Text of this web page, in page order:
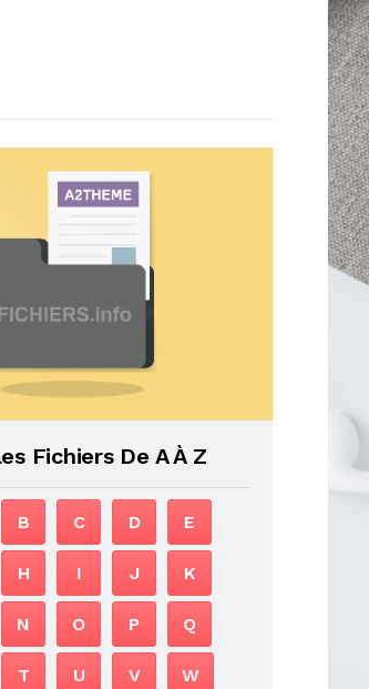
Fichiers De A À Z
B C D E
H I J K
N O P Q
T U V W